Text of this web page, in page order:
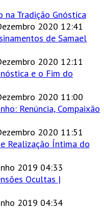
na Tradição Gnóstica
2020 12:41
de Samael
2020 12:11
e o Fim do
2020 11:00
Renúncia, Compaixão
2020 11:51
Realização Íntima do
2019 04:33
Ocultas |
2019 04:34